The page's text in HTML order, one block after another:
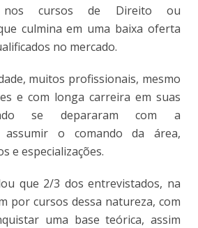
nos cursos de Direito ou
culmina em uma baixa oferta
no mercado.
muitos profissionais, mesmo
e com longa carreira em suas
se depararam com a
assumir o comando da área,
e especializações.
que 2/3 dos entrevistados, na
por cursos dessa natureza, com
uma base teórica, assim